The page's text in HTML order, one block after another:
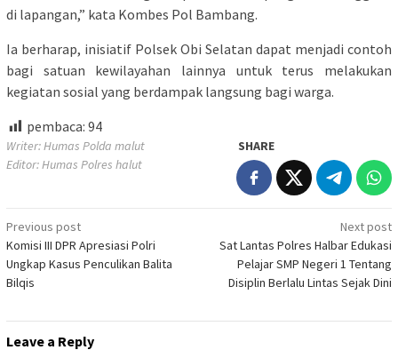
di lapangan,” kata Kombes Pol Bambang.
Ia berharap, inisiatif Polsek Obi Selatan dapat menjadi contoh
bagi satuan kewilayahan lainnya untuk terus melakukan
kegiatan sosial yang berdampak langsung bagi warga.
pembaca: 94
Writer: Humas Polda malut
Editor: Humas Polres halut
SHARE
Post
navigation
Previous post
Komisi III DPR Apresiasi Polri
Ungkap Kasus Penculikan Balita
Bilqis
Next post
Sat Lantas Polres Halbar Edukasi
Pelajar SMP Negeri 1 Tentang
Disiplin Berlalu Lintas Sejak Dini
Leave a Reply